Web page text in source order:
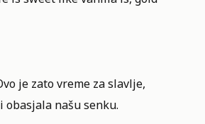
je zato vreme za slavlje,
našu senku.